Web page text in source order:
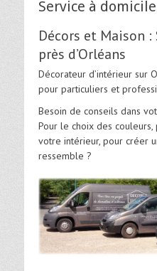
Service à domicile
Décors et Maison
près d’Orléans
Décorateur d’intérieur sur
pour particuliers et
Besoin de conseils dans
Pour le choix des couleurs,
votre intérieur, pour créer
ressemble ?